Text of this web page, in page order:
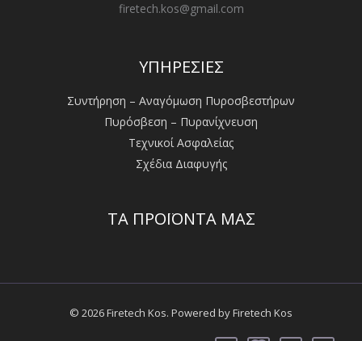
firetech.kos@gmail.com
ΥΠΗΡΕΣΙΕΣ
Συντήρηση – Αναγόμωση Πυροσβεστήρων
Πυρόσβεση – Πυρανίχνευση
Τεχνικοί Ασφαλείας
Σχέδια Διαφυγής
ΤΑ ΠΡΟΪΟΝΤΑ ΜΑΣ
© 2026 Firetech Kos. Powered by Firetech Kos